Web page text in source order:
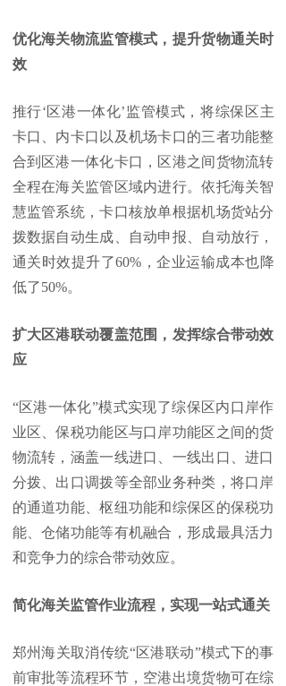
优化海关物流监管模式，提升货物通关时
效
推行‘区港一体化’监管模式，将综保区主
卡口、内卡口以及机场卡口的三者功能整
合到区港一体化卡口，区港之间货物流转
全程在海关监管区域内进行。依托海关智
慧监管系统，卡口核放单根据机场货站分
拨数据自动生成、自动申报、自动放行，
通关时效提升了60%，企业运输成本也降
低了50%。
扩大区港联动覆盖范围，发挥综合带动效
应
“区港一体化”模式实现了综保区内口岸作
业区、保税功能区与口岸功能区之间的货
物流转，涵盖一线进口、一线出口、进口
分拨、出口调拨等全部业务种类，将口岸
的通道功能、枢纽功能和综保区的保税功
能、仓储功能等有机融合，形成最具活力
和竞争力的综合带动效应。
简化海关监管作业流程，实现一站式通关
郑州海关取消传统“区港联动”模式下的事
前审批等流程环节，空港出境货物可在综